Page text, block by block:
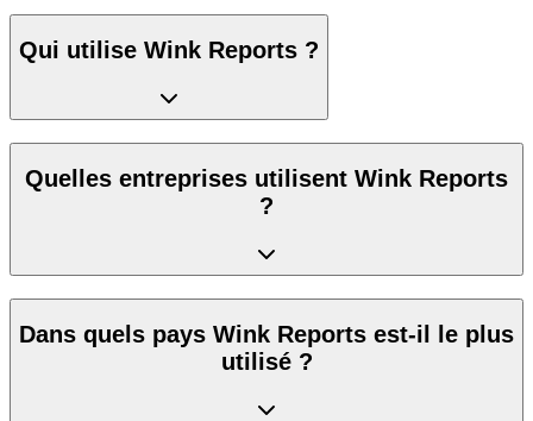
Qui utilise Wink Reports ?
Quelles entreprises utilisent Wink Reports
?
Dans quels pays Wink Reports est-il le plus
utilisé ?